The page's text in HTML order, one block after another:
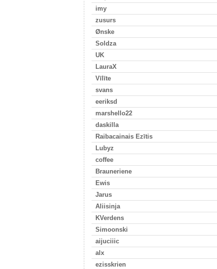
imy
zusurs
Ønske
Soldza
UK
LauraX
Vīlīte
svans
eeriksd
marshello22
daskilla
Raibacainais Ezītis
Lubyz
coffee
Brauneriene
Ewis
Jarus
Aliisinja
KVerdens
Simoonski
aijuciiic
alx
ezisskrien